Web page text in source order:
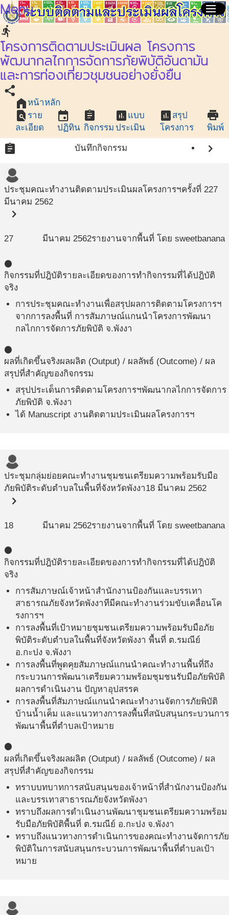
menu
Menu
directions_run
โครงการติดตามประเมินผล โครงการ
พัฒนากลไกการจัดการภัยพิบัติอันดามัน
และการท่องเที่ยวชุมชนอย่างยั่งยืน
share
home หน้าหลัก
find_in_page ราย
ละเอียด
event
ปฏิทิน
assignment
กิจกรรม
assessment แบบ
ประเมิน
assessment สรุป
โครงการ
print
พิมพ์
assignment บันทึกกิจกรรม chevron_right
ประชุมคณะทำงานติดตามประเมินผลโครงการฯครั้งที่ 227
มีนาคม 2562
chevron_right
27 มีนาคม 2562รายงานจากพื้นที่ โดย sweetbanana
circle
กิจกรรมที่ปฎิบัติรายละเอียดของการทำกิจกรรมที่ได้ปฎิบัติ
จริง
การประชุมคณะทำงานเพื่อสรุปผลการติดตามโครงการฯ
จากการลงพื้นที่ การสัมภาษณ์แกนนำโครงการพัฒนา
กลไกการจัดการภัยพิบัติ จ.พังงา
circle
ผลที่เกิดขึ้นจริงผลผลิต (Output) / ผลลัพธ์ (Outcome) / ผล
สรุปที่สำคัญของกิจกรรม
สรุปประเด็นการติดตามโครงการฯพัฒนากลไกการจัดการ
ภัยพิบัติ จ.พังงา
ได้ Manuscript งานติดตามประเมินผลโครงการฯ
ประชุมกลุ่มย่อยคณะทำงานชุมชนเตรียมความพร้อมรับมือ
ภัยพิบัติระดับตำบลในพื้นที่จังหวัดพังงา18 มีนาคม 2562
chevron_right
18 มีนาคม 2562รายงานจากพื้นที่ โดย sweetbanana
circle
กิจกรรมที่ปฎิบัติรายละเอียดของการทำกิจกรรมที่ได้ปฎิบัติ
จริง
การสัมภาษณ์เจ้าหน้าสำนักงานป้องกันและบรรเทา
สาธารณภัยจังหวัดพังงาทีมีคณะทำงานร่วมขับเคลื่อนโค
รงการฯ
การลงพื้นที่เป้าหมายชุมชนเตรียมความพร้อมรับมือภัย
พิบัติระดับตำบลในพื้นที่จังหวัดพังงา พื้นที่ ต.รมณีย์
อ.กะปง จ.พังงา
การลงพื้นที่พูดคุยสัมภาษณ์แกนนำคณะทำงานพื้นที่ถึง
กระบวนการพัฒนาเตรียมความพร้อมชุมชนรับมือภัยพิบัติ
ผลการดำเนินงาน ปัญหาอุปสรรค
การลงพื้นที่สัมภาษณ์แกนนำคณะทำงานจัดการภัยพิบัติ
บ้านน้ำเค็ม และแนวทางการลงพื้นที่สนับสนุนกระบวนการ
พัฒนาพื้นที่ตำบลเป้าหมาย
circle
ผลที่เกิดขึ้นจริงผลผลิต (Output) / ผลลัพธ์ (Outcome) / ผล
สรุปที่สำคัญของกิจกรรม
ทราบบทบาทการสนับสนุนของเจ้าหน้าที่สำนักงานป้องกัน
และบรรเทาสาธารณภัยจังหวัดพังงา
ทราบถึงผลการดำเนินงานพัฒนาชุมชนเตรียมความพร้อม
รับมือภัยพิบัติพื้นที่ ต.รมณีย์ อ.กะปง จ.พังงา
ทราบถึงแนวทางการดำเนินการของคณะทำงานจัดการภัย
พิบัติในการสนับสนุนกระบวนการพัฒนาพื้นที่ตำบลเป้า
หมาย